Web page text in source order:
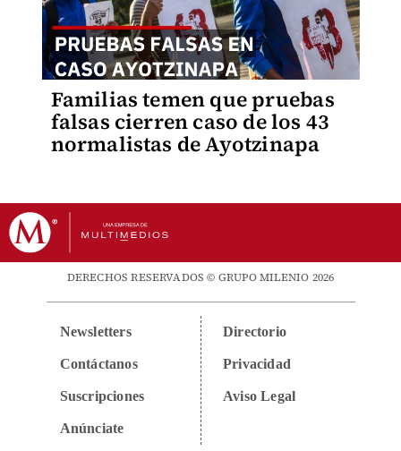
Familias temen que pruebas
falsas cierren caso de los 43
normalistas de Ayotzinapa
DERECHOS RESERVADOS © GRUPO MILENIO 2026
Newsletters
Contáctanos
Suscripciones
Anúnciate
Directorio
Privacidad
Aviso Legal